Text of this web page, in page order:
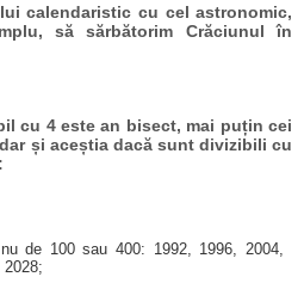
calendaristic cu cel astronomic,
să sărbătorim Crăciunul în
cu 4 este an bisect, mai puțin cei
și aceștia dacă sunt divizibili cu
de 100 sau 400: 1992, 1996, 2004,
2028;